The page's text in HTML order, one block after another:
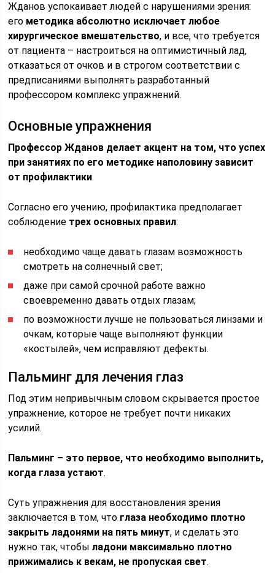
Жданов успокаивает людей с нарушениями зрения:
его методика абсолютно исключает любое
хирургическое вмешательство, и все, что требуется
от пациента – настроиться на оптимистичный лад,
отказаться от очков и в строгом соответствии с
предписаниями выполнять разработанный
профессором комплекс упражнений.
Основные упражнения
Профессор Жданов делает акцент на том, что успех
при занятиях по его методике наполовину зависит
от профилактики.
Согласно его учению, профилактика предполагает
соблюдение трех основных правил:
необходимо чаще давать глазам возможность
смотреть на солнечный свет;
даже при самой срочной работе важно
своевременно давать отдых глазам;
по возможности лучше не пользоваться линзами и
очкам, которые чаще выполняют функции
«костылей», чем исправляют дефекты.
Пальминг для лечения глаз
Под этим непривычным словом скрывается простое
упражнение, которое не требует почти никаких
усилий.
Пальминг – это первое, что необходимо выполнить,
когда глаза устают.
Суть упражнения для восстановления зрения
заключается в том, что глаза необходимо плотно
закрыть ладонями на пять минут, и сделать это
нужно так, чтобыладони максимально плотно
прижимались к векам, не пропуская свет.